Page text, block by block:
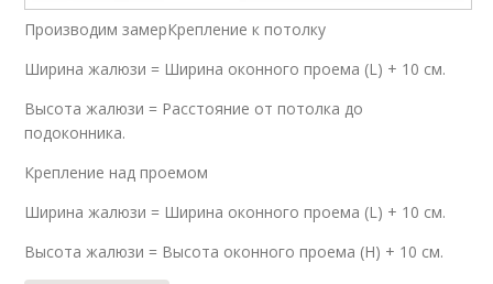
Производим замерКрепление к потолку
Ширина жалюзи = Ширина оконного проема (L) + 10 см.
Высота жалюзи = Расстояние от потолка до
подоконника.
Крепление над проемом
Ширина жалюзи = Ширина оконного проема (L) + 10 см.
Высота жалюзи = Высота оконного проема (H) + 10 см.